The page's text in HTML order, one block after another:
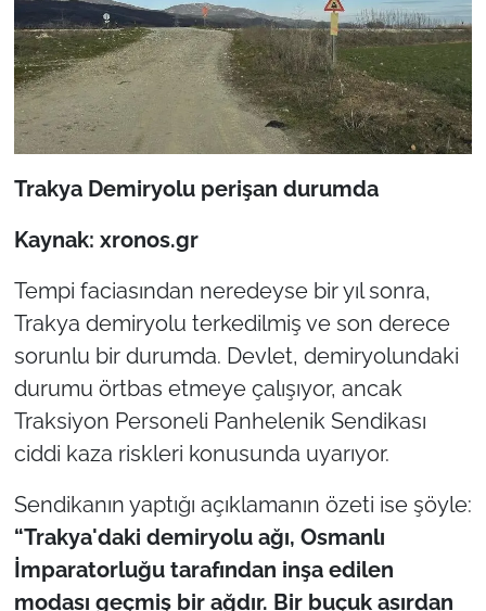
Trakya Demiryolu perişan durumda
Kaynak: xronos.gr
Tempi faciasından neredeyse bir yıl sonra,
Trakya demiryolu terkedilmiş ve son derece
sorunlu bir durumda. Devlet, demiryolundaki
durumu örtbas etmeye çalışıyor, ancak
Traksiyon Personeli Panhelenik Sendikası
ciddi kaza riskleri konusunda uyarıyor.
Sendikanın yaptığı açıklamanın özeti ise şöyle:
“Trakya'daki demiryolu ağı, Osmanlı
İmparatorluğu tarafından inşa edilen
modası geçmiş bir ağdır. Bir buçuk asırdan